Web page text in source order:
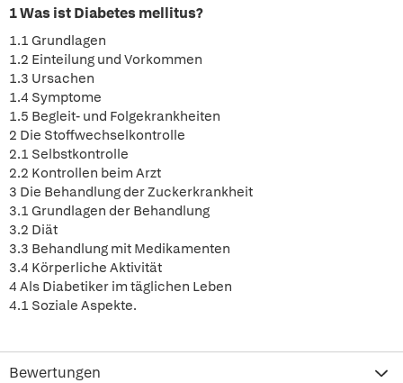
1 Was ist Diabetes mellitus?
1.1 Grundlagen
1.2 Einteilung und Vorkommen
1.3 Ursachen
1.4 Symptome
1.5 Begleit- und Folgekrankheiten
2 Die Stoffwechselkontrolle
2.1 Selbstkontrolle
2.2 Kontrollen beim Arzt
3 Die Behandlung der Zuckerkrankheit
3.1 Grundlagen der Behandlung
3.2 Diät
3.3 Behandlung mit Medikamenten
3.4 Körperliche Aktivität
4 Als Diabetiker im täglichen Leben
4.1 Soziale Aspekte.
Bewertungen